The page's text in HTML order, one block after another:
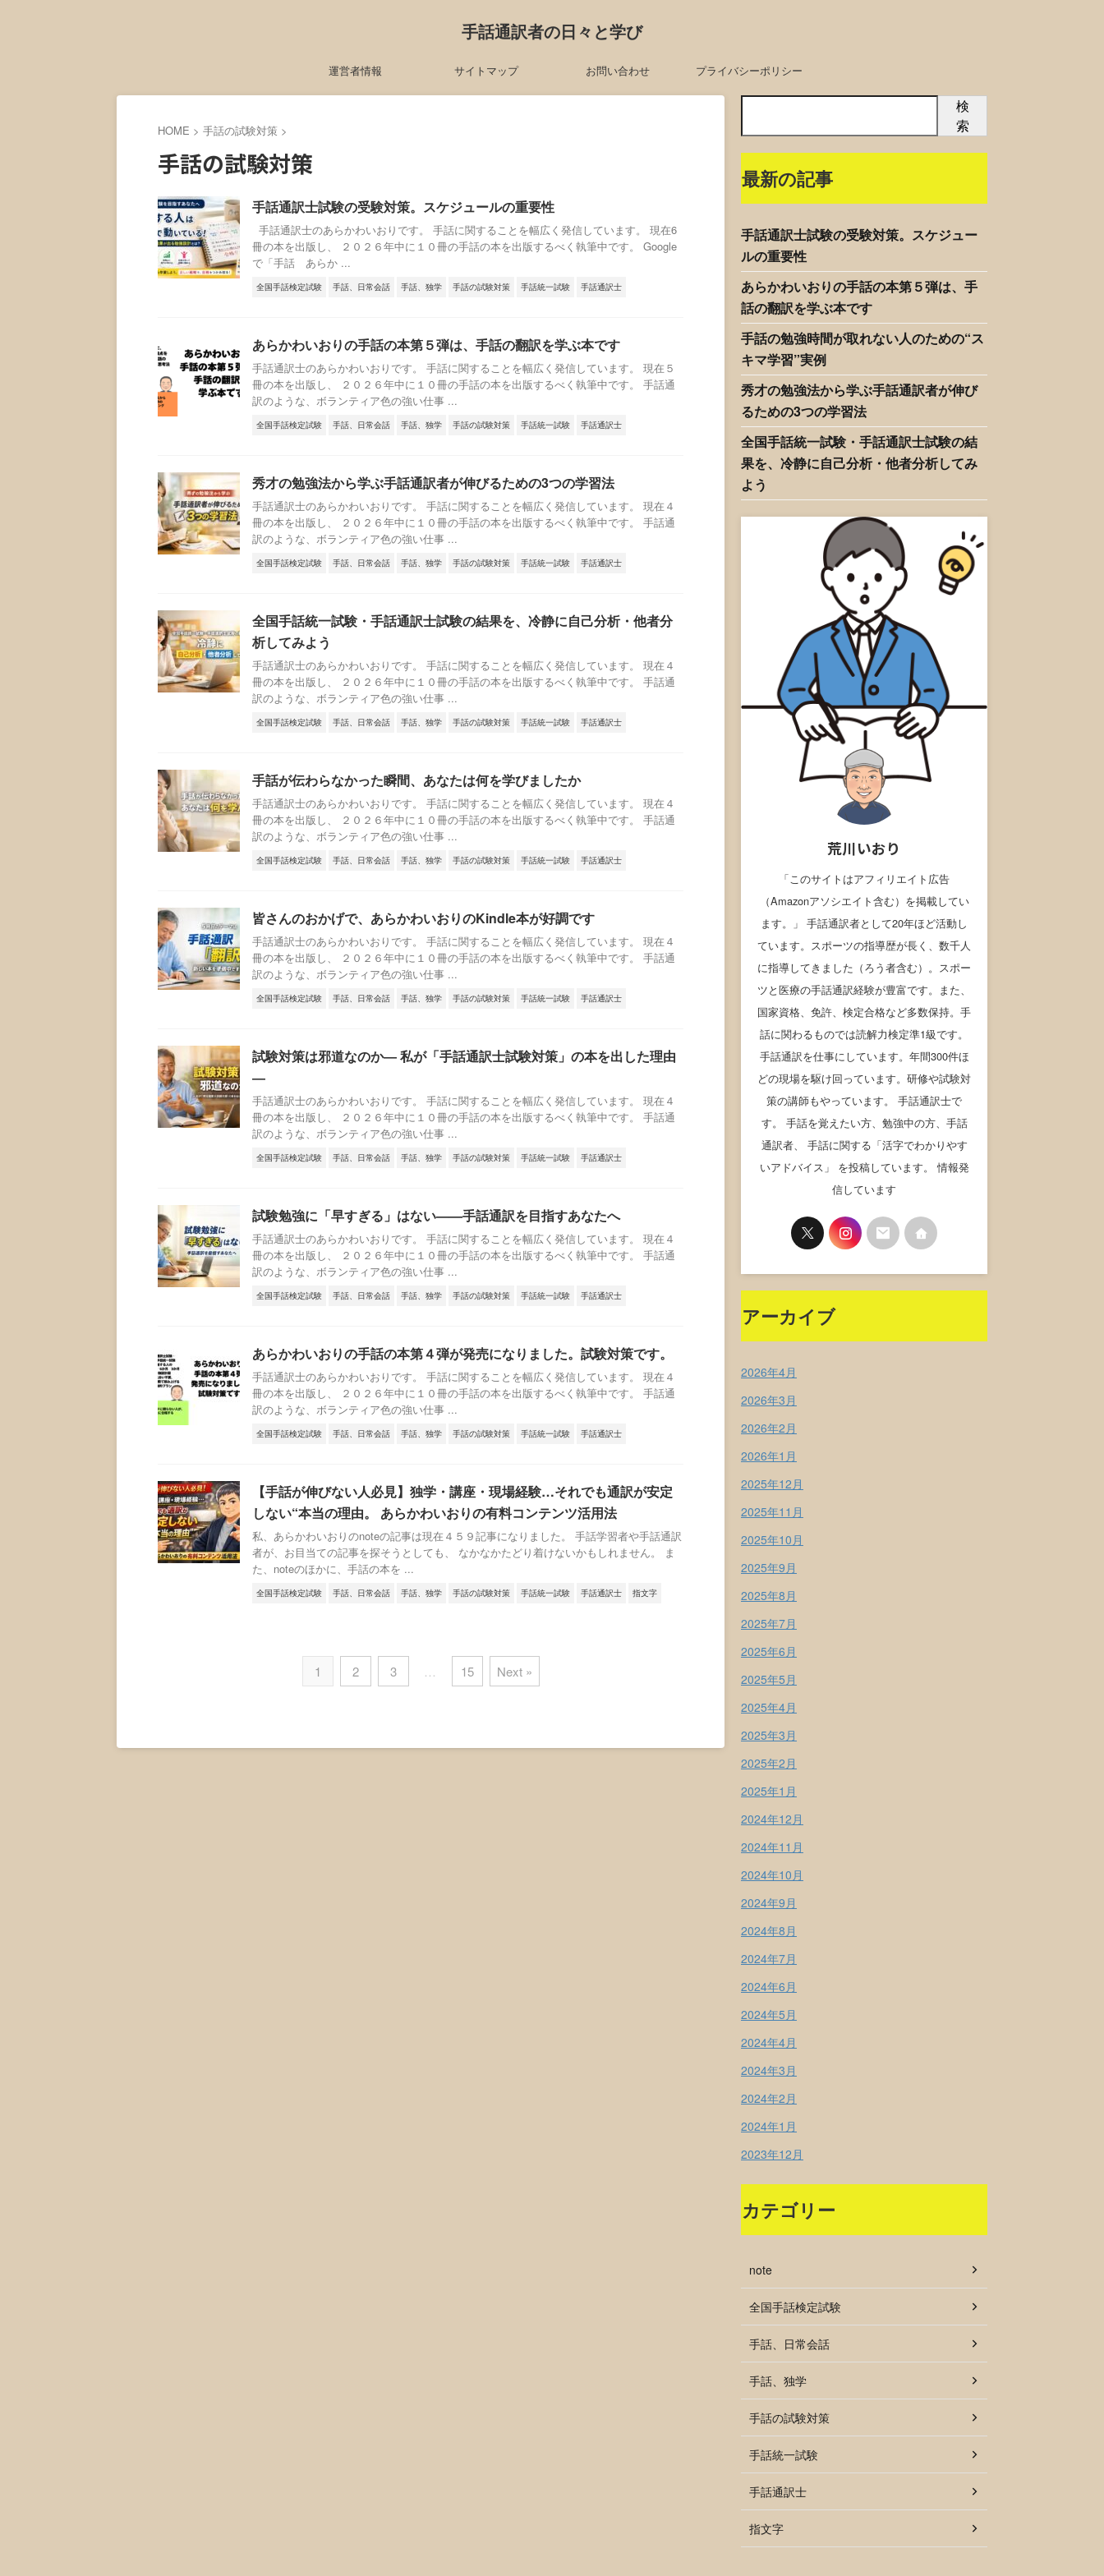
手話通訳者の日々と学び
運営者情報 サイトマップ お問い合わせ プライバシーポリシー
HOME > 手話の試験対策 >
手話の試験対策
手話通訳士試験の受験対策。スケジュールの重要性
手話通訳士のあらかわいおりです。 手話に関することを幅広く発信しています。 現在6
冊の本を出版し、 ２０２６年中に１０冊の手話の本を出版するべく執筆中です。 Google
で「手話 あらか ...
全国手話検定試験 手話、日常会話 手話、独学 手話の試験対策 手話統一試験 手話通訳士
あらかわいおりの手話の本第５弾は、手話の翻訳を学ぶ本です
手話通訳士のあらかわいおりです。 手話に関することを幅広く発信しています。 現在５
冊の本を出版し、 ２０２６年中に１０冊の手話の本を出版するべく執筆中です。 手話通
訳のような、ボランティア色の強い仕事 ...
全国手話検定試験 手話、日常会話 手話、独学 手話の試験対策 手話統一試験 手話通訳士
秀才の勉強法から学ぶ手話通訳者が伸びるための3つの学習法
手話通訳士のあらかわいおりです。 手話に関することを幅広く発信しています。 現在４
冊の本を出版し、 ２０２６年中に１０冊の手話の本を出版するべく執筆中です。 手話通
訳のような、ボランティア色の強い仕事 ...
全国手話検定試験 手話、日常会話 手話、独学 手話の試験対策 手話統一試験 手話通訳士
全国手話統一試験・手話通訳士試験の結果を、冷静に自己分析・他者分
析してみよう
手話通訳士のあらかわいおりです。 手話に関することを幅広く発信しています。 現在４
冊の本を出版し、 ２０２６年中に１０冊の手話の本を出版するべく執筆中です。 手話通
訳のような、ボランティア色の強い仕事 ...
全国手話検定試験 手話、日常会話 手話、独学 手話の試験対策 手話統一試験 手話通訳士
手話が伝わらなかった瞬間、あなたは何を学びましたか
手話通訳士のあらかわいおりです。 手話に関することを幅広く発信しています。 現在４
冊の本を出版し、 ２０２６年中に１０冊の手話の本を出版するべく執筆中です。 手話通
訳のような、ボランティア色の強い仕事 ...
全国手話検定試験 手話、日常会話 手話、独学 手話の試験対策 手話統一試験 手話通訳士
皆さんのおかげで、あらかわいおりのKindle本が好調です
手話通訳士のあらかわいおりです。 手話に関することを幅広く発信しています。 現在４
冊の本を出版し、 ２０２６年中に１０冊の手話の本を出版するべく執筆中です。 手話通
訳のような、ボランティア色の強い仕事 ...
全国手話検定試験 手話、日常会話 手話、独学 手話の試験対策 手話統一試験 手話通訳士
試験対策は邪道なのか― 私が「手話通訳士試験対策」の本を出した理由
―
手話通訳士のあらかわいおりです。 手話に関することを幅広く発信しています。 現在４
冊の本を出版し、 ２０２６年中に１０冊の手話の本を出版するべく執筆中です。 手話通
訳のような、ボランティア色の強い仕事 ...
全国手話検定試験 手話、日常会話 手話、独学 手話の試験対策 手話統一試験 手話通訳士
試験勉強に「早すぎる」はない——手話通訳を目指すあなたへ
手話通訳士のあらかわいおりです。 手話に関することを幅広く発信しています。 現在４
冊の本を出版し、 ２０２６年中に１０冊の手話の本を出版するべく執筆中です。 手話通
訳のような、ボランティア色の強い仕事 ...
全国手話検定試験 手話、日常会話 手話、独学 手話の試験対策 手話統一試験 手話通訳士
あらかわいおりの手話の本第４弾が発売になりました。試験対策です。
手話通訳士のあらかわいおりです。 手話に関することを幅広く発信しています。 現在４
冊の本を出版し、 ２０２６年中に１０冊の手話の本を出版するべく執筆中です。 手話通
訳のような、ボランティア色の強い仕事 ...
全国手話検定試験 手話、日常会話 手話、独学 手話の試験対策 手話統一試験 手話通訳士
【手話が伸びない人必見】独学・講座・現場経験…それでも通訳が安定
しない“本当の理由。 あらかわいおりの有料コンテンツ活用法
私、あらかわいおりのnoteの記事は現在４５９記事になりました。 手話学習者や手話通訳
者が、お目当ての記事を探そうとしても、 なかなかたどり着けないかもしれません。 ま
た、noteのほかに、手話の本を ...
全国手話検定試験 手話、日常会話 手話、独学 手話の試験対策 手話統一試験 手話通訳士 指文字
1 2 3 … 15 Next »
検
索
最新の記事
手話通訳士試験の受験対策。スケジュー
ルの重要性
あらかわいおりの手話の本第５弾は、手
話の翻訳を学ぶ本です
手話の勉強時間が取れない人のための“ス
キマ学習”実例
秀才の勉強法から学ぶ手話通訳者が伸び
るための3つの学習法
全国手話統一試験・手話通訳士試験の結
果を、冷静に自己分析・他者分析してみ
よう
荒川いおり
「このサイトはアフィリエイト広告
（Amazonアソシエイト含む）を掲載してい
ます。」 手話通訳者として20年ほど活動し
ています。スポーツの指導歴が長く、数千人
に指導してきました（ろう者含む）。スポー
ツと医療の手話通訳経験が豊富です。また、
国家資格、免許、検定合格など多数保持。手
話に関わるものでは読解力検定準1級です。
手話通訳を仕事にしています。年間300件ほ
どの現場を駆け回っています。研修や試験対
策の講師もやっています。 手話通訳士で
す。 手話を覚えたい方、勉強中の方、手話
通訳者、 手話に関する「活字でわかりやす
いアドバイス」 を投稿しています。 情報発
信しています
アーカイブ
2026年4月
2026年3月
2026年2月
2026年1月
2025年12月
2025年11月
2025年10月
2025年9月
2025年8月
2025年7月
2025年6月
2025年5月
2025年4月
2025年3月
2025年2月
2025年1月
2024年12月
2024年11月
2024年10月
2024年9月
2024年8月
2024年7月
2024年6月
2024年5月
2024年4月
2024年3月
2024年2月
2024年1月
2023年12月
カテゴリー
note
全国手話検定試験
手話、日常会話
手話、独学
手話の試験対策
手話統一試験
手話通訳士
指文字